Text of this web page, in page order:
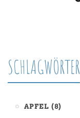
SCHLAGWÖRTER
APFEL (8)